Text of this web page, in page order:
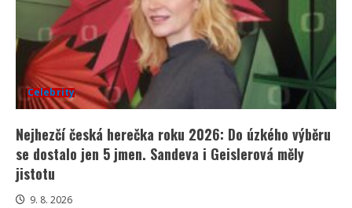
Celebrity
Nejhezčí česká herečka roku 2026: Do úzkého výběru
se dostalo jen 5 jmen. Sandeva i Geislerová měly
jistotu
9. 8. 2026